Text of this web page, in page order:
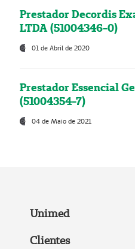
Prestador Decordis
LTDA (51004346-0)
01 de Abril de 2020
Prestador Essencial
(51004354-7)
04 de Maio de 2021
Unimed
Clientes